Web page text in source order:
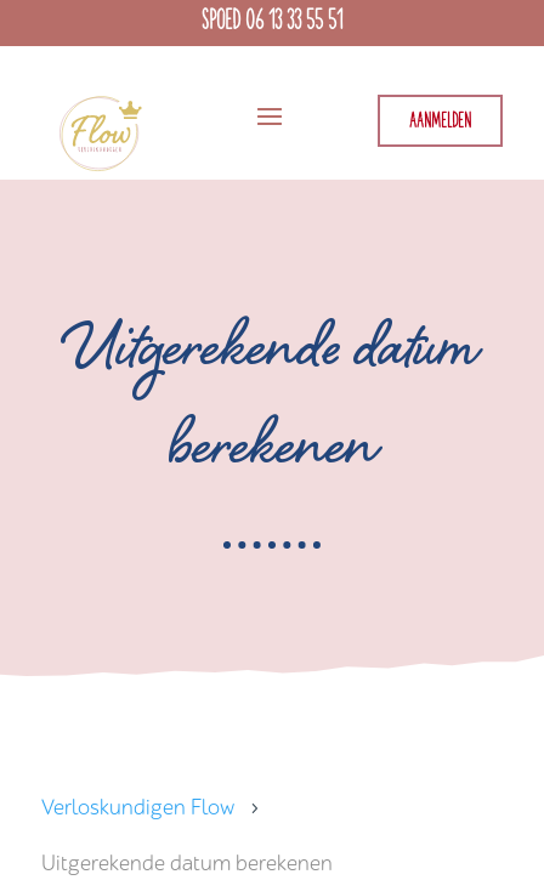
SPOED 06 13 33 55 51
AANMELDEN
Uitgerekende datum
berekenen
Verloskundigen Flow 5
Uitgerekende datum berekenen